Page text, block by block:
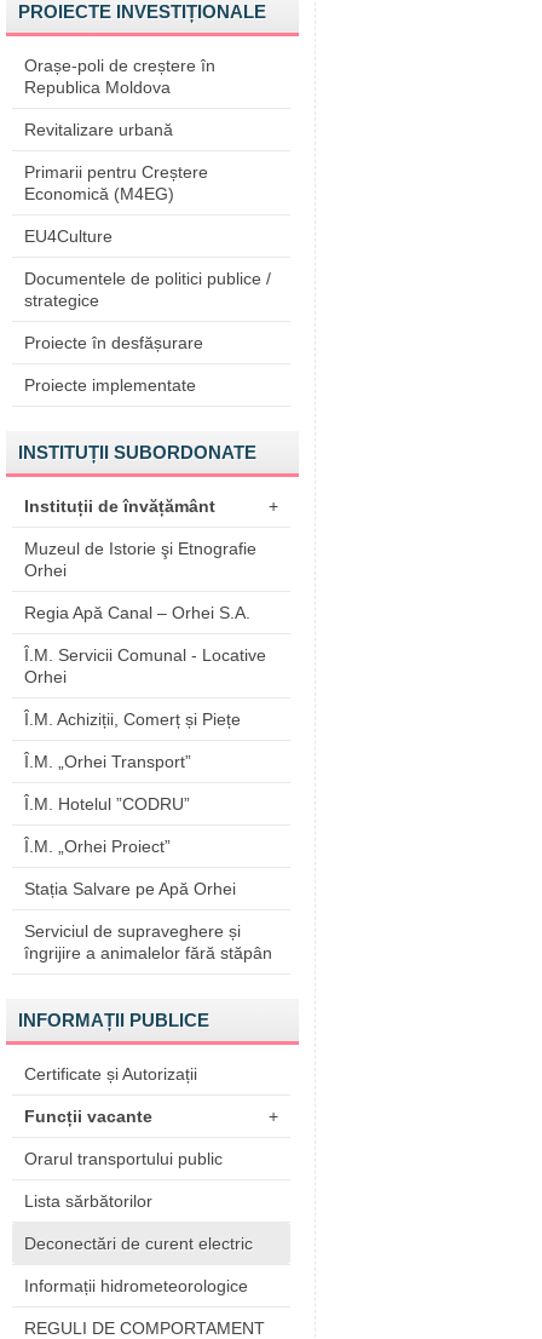
PROIECTE INVESTIȚIONALE
Orașe-poli de creștere în
Republica Moldova
Revitalizare urbană
Primarii pentru Creștere
Economică (M4EG)
EU4Culture
Documentele de politici publice /
strategice
Proiecte în desfășurare
Proiecte implementate
INSTITUȚII SUBORDONATE
Instituții de învățământ +
Muzeul de Istorie şi Etnografie
Orhei
Regia Apă Canal – Orhei S.A.
Î.M. Servicii Comunal - Locative
Orhei
Î.M. Achiziții, Comerț și Piețe
Î.M. „Orhei Transport”
Î.M. Hotelul ”CODRU”
Î.M. „Orhei Proiect”
Stația Salvare pe Apă Orhei
Serviciul de supraveghere și
îngrijire a animalelor fără stăpân
INFORMAȚII PUBLICE
Certificate și Autorizații
Funcții vacante +
Orarul transportului public
Lista sărbătorilor
Deconectări de curent electric
Informații hidrometeorologice
REGULI DE COMPORTAMENT